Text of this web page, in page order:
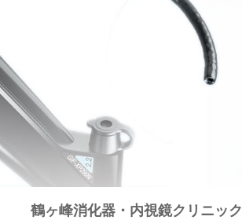
鶴ヶ峰消化器・内視鏡クリニック